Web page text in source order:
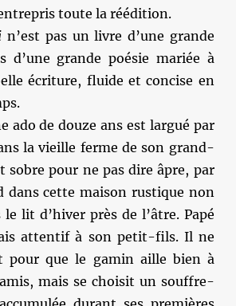
toute la réédition.
n’est pas un livre d’une grande
d’une grande poésie mariée à
écriture, fluide et concise en
ado de douze ans est largué par
la vieille ferme de son grand-
sobre pour ne pas dire âpre, par
cette maison rustique non
lit d’hiver près de l’âtre. Papé
attentif à son petit-fils. Il ne
pour que le gamin aille bien à
mais se choisit un souffre-